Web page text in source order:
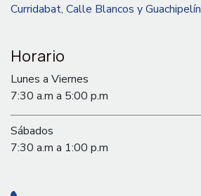
Curridabat, Calle Blancos y Guachipelín
Horario
Lunes a Viernes
7:30 a.m a 5:00 p.m
Sábados
7:30 a.m a 1:00 p.m